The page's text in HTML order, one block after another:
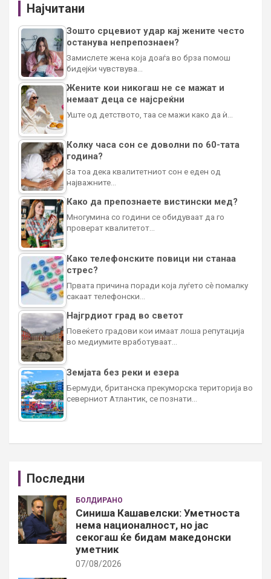
Најчитани
Зошто срцевиот удар кај жените често
останува непрепознаен?
Замислете жена која доаѓа во брза помош
бидејќи чувствува…
Жените кои никогаш не се мажат и
немаат деца се најсреќни
Уште од детството, таа се мажи како да ѝ…
Колку часа сон се доволни по 60-тата
година?
За тоа дека квалитетниот сон е еден од
најважните…
Како да препознаете вистински мед?
Многумина со години се обидуваат да го
проверат квалитетот…
Како телефонските повици ни станаа
стрес?
Првата причина поради која луѓето сè помалку
сакаат телефонски…
Најгрдиот град во светот
Повеќето градови кои имаат лоша репутација
во медиумите вработуваат…
Земјата без реки и езера
Бермуди, британска прекуморска територија во
северниот Атлантик, се познати…
Последни
БОЛДИРАНО
Синиша Кашавелски: Уметноста
нема националност, но јас
секогаш ќе бидам македонски
уметник
07/08/2026